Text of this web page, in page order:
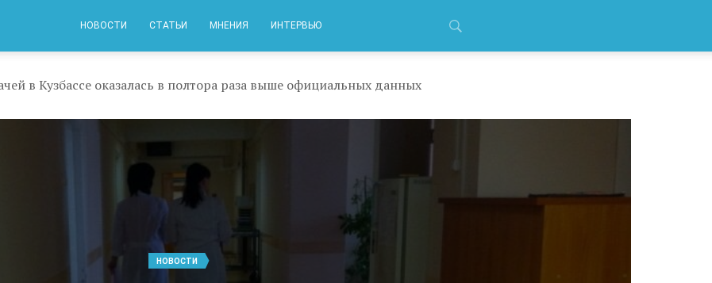
НОВОСТИ СТАТЬИ МНЕНИЯ ИНТЕРВЬЮ
в Кузбассе оказалась в полтора раза выше официальных данных
НОВОСТИ